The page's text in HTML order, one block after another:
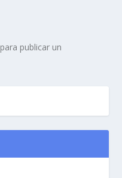
para publicar un